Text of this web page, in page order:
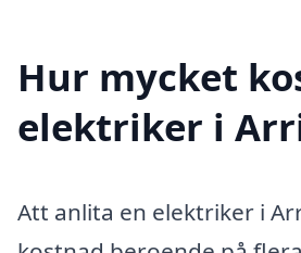
Hur mycket
elektriker i
Att anlita en elektriker i